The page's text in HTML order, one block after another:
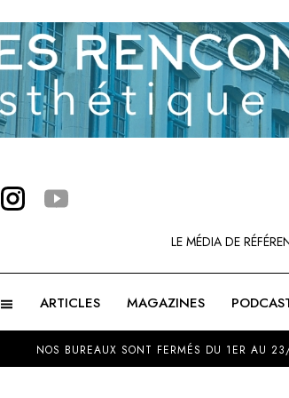
LE MÉDIA DE
ARTICLES MAGAZINES
NOS BUREAUX SONT FERMÉS DU 1ER AU